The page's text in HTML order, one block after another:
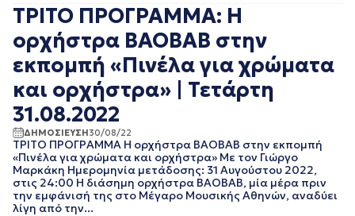
ΑΠΡΙΛΙΟΣ 2018
ΜΑΡΤΙΟΣ 2018
ΦΕΒΡΟΥΑΡΙΟΣ 2018
ΙΑΝΟΥΑΡΙΟΣ 2018
ΔΕΚΕΜΒΡΙΟΣ 2017
ΝΟΕΜΒΡΙΟΣ 2017
ΑΥΓΟΥΣΤΟΣ 2017
ΙΟΥΛΙΟΣ 2017
ΙΟΥΝΙΟΣ 2017
ΜΑΙΟΣ 2017
ΤΡΙΤΟ ΠΡΟΓΡΑΜΜΑ: Η
ορχήστρα BAOBAB στην
εκπομπή «Πινέλα για χρώματα
και oρχήστρα» | Τετάρτη
31.08.2022
ΔΗΜΟΣΙΕΥΣΗ30/08/22
ΤΡΙΤΟ ΠΡΟΓΡΑΜΜΑ Η ορχήστρα BAOBAB στην εκπομπή
«Πινέλα για χρώματα και ορχήστρα» Με τον Γιώργο
Μαρκάκη Ημερομηνία μετάδοσης: 31 Αυγούστου 2022,
στις 24:00 H διάσημη ορχήστρα BAOBAB, μία μέρα πριν
την εμφάνισή της στο Μέγαρο Μουσικής Αθηνών, αναδύει
λίγη από την...